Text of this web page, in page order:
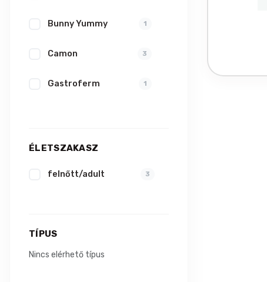
Bunny Yummy 1
Camon 3
Gastroferm 1
Trixie
Versele Laga 1
ÉLETSZAKASZ
felnőtt/adult 3
TÍPUS
Nincs elérhető típus